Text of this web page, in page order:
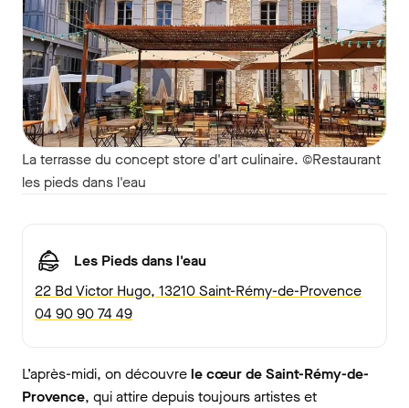
La terrasse du concept store d'art culinaire. ©Restaurant
les pieds dans l'eau
Les Pieds dans l'eau
22 Bd Victor Hugo, 13210 Saint-Rémy-de-Provence
04 90 90 74 49
L’après-midi, on découvrele cœur de Saint-Rémy-de-
Provence, qui attire depuis toujours artistes et